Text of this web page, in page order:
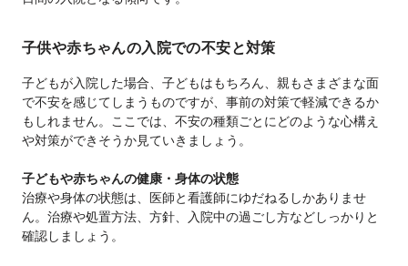
子供や赤ちゃんの入院での不安と対策
子どもが入院した場合、子どもはもちろん、親もさまざまな面
で不安を感じてしまうものですが、事前の対策で軽減できるか
もしれません。ここでは、不安の種類ごとにどのような心構え
や対策ができそうか見ていきましょう。
子どもや赤ちゃんの健康・身体の状態
治療や身体の状態は、医師と看護師にゆだねるしかありませ
ん。治療や処置方法、方針、入院中の過ごし方などしっかりと
確認しましょう。